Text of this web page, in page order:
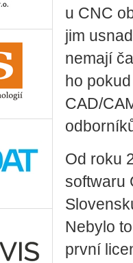
u CNC
jim
nemají
ho
CAD/
Od roku
softwaru
Nebylo
první